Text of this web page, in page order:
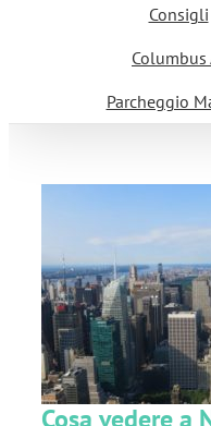
Consigli
Columbus
Parcheggio
Cosa vedere a